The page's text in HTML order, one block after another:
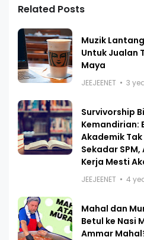
Related Posts
Muzik
Untuk Jualan
Maya
JEEJEENET 3
Survivorship
Kemandirian:
Akademik
Sekadar
Kerja Mesti
JEEJEENET 4
Mahal dan
Betul ke Nasi
Ammar